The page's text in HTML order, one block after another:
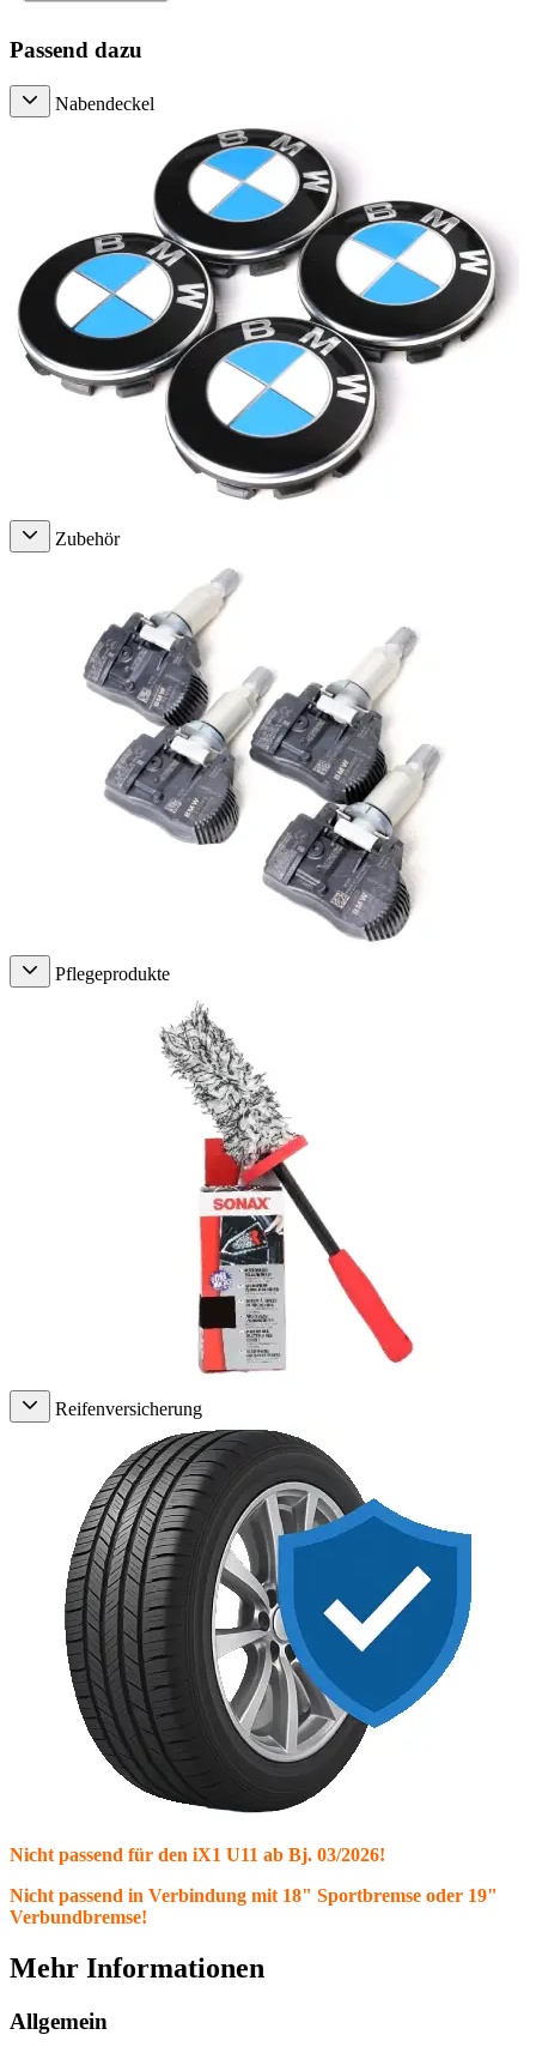
Passend dazu
Nabendeckel
Zubehör
Pflegeprodukte
Reifenversicherung
Nicht passend für den iX1 U11 ab Bj. 03/2026!
Nicht passend in Verbindung mit 18" Sportbremse oder 19"
Verbundbremse!
Mehr Informationen
Allgemein